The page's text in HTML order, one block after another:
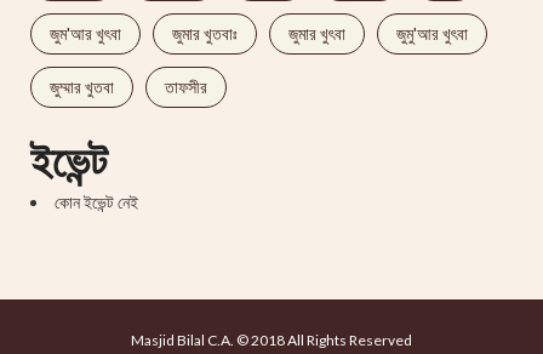
জুম'আর খুৎবা জুমার খুতবাঃ জুমার খুৎবা জুমু'আর খুৎবা
জুম্মার খুতবা তাফসীর
ইভেন্ট
কোন ইভেন্ট নেই
Masjid Bilal C.A. © 2018 All Rights Reserved